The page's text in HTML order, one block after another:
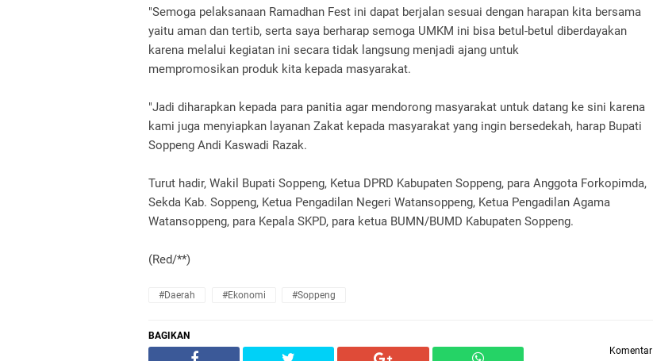
"Semoga pelaksanaan Ramadhan Fest ini dapat berjalan sesuai dengan harapan kita bersama
yaitu aman dan tertib, serta saya berharap semoga UMKM ini bisa betul-betul diberdayakan
karena melalui kegiatan ini secara tidak langsung menjadi ajang untuk
mempromosikan produk kita kepada masyarakat.
"Jadi diharapkan kepada para panitia agar mendorong masyarakat untuk datang ke sini karena
kami juga menyiapkan layanan Zakat kepada masyarakat yang ingin bersedekah, harap Bupati
Soppeng Andi Kaswadi Razak.
Turut hadir, Wakil Bupati Soppeng, Ketua DPRD Kabupaten Soppeng, para Anggota Forkopimda,
Sekda Kab. Soppeng, Ketua Pengadilan Negeri Watansoppeng, Ketua Pengadilan Agama
Watansoppeng, para Kepala SKPD, para ketua BUMN/BUMD Kabupaten Soppeng.
(Red/**)
#Daerah #Ekonomi #Soppeng
BAGIKAN
Komentar